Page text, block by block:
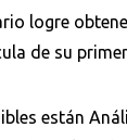
logre
de su
están